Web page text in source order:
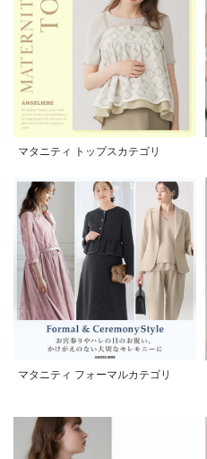
マタニティ トップスカテゴリ
マタニティ フォーマルカテゴリ